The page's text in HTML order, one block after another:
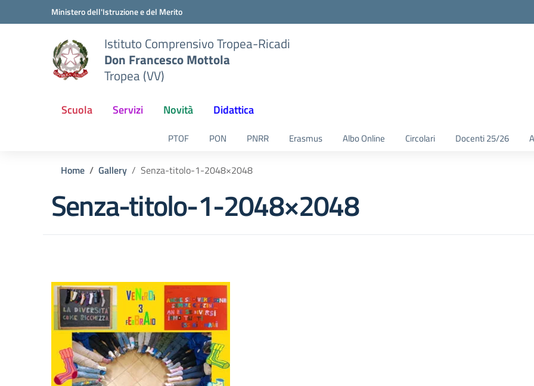
Vai ai contenuti
Vai al menu di navigazioneMinistero dell'Istruzione e del Merito
Istituto Comprensivo Tropea-Ricadi
Don Francesco Mottola
Tropea (VV)
Scuola Servizi Novità Didattica
PTOF PON PNRR Erasmus Albo Online Circolari Docenti 25/26
Home Gallery Senza-titolo-1-2048×2048
Senza-titolo-1-2048×2048